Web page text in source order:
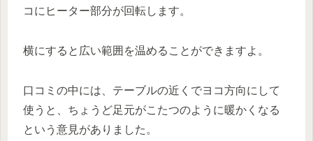
コにヒーター部分が回転します。
横にすると広い範囲を温めることができますよ。
口コミの中には、テーブルの近くでヨコ方向にして
使うと、ちょうど足元がこたつのように暖かくなる
という意見がありました。